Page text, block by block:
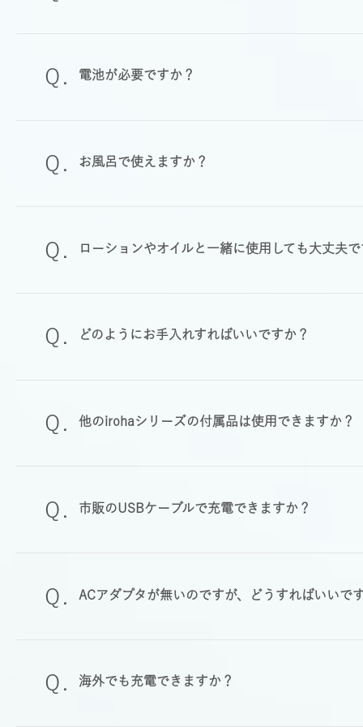
電池が必要ですか？
お風呂で使えますか？
ローションやオイルと一緒に使用しても大丈夫
どのようにお手入れすればいいですか？
他のirohaシリーズの付属品は使用できますか？
市販のUSBケーブルで充電できますか？
ACアダプタが無いのですが、どうすればいいで
海外でも充電できますか？